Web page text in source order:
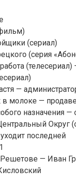
(сериал)
(серия
—
молоке —
назначения —
Округ
последней
— Иван